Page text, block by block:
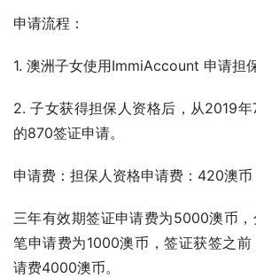
申请流程：
1. 澳洲子女使用ImmiAccount 申请担
2. 子女获得担保人资格后，从2019
的870签证申请。
申请费：担保人资格申请费：420澳币
三年有效期签证申请费为5000澳币
笔申请费为1000澳币，签证获签之
请费4000澳币。